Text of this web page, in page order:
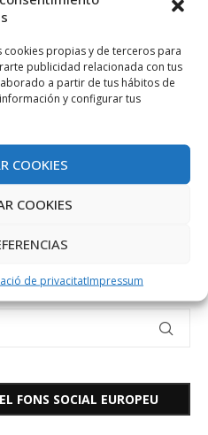
cookies propias y de terceros para
publicidad relacionada con tus
a partir de tus hábitos de
y configurar tus
COOKIES
COOKIES
de privacitatImpressum
una reunión de
financiado por la
se celebró la primera reunión
system for personalized …
FONS SOCIAL EUROPEU